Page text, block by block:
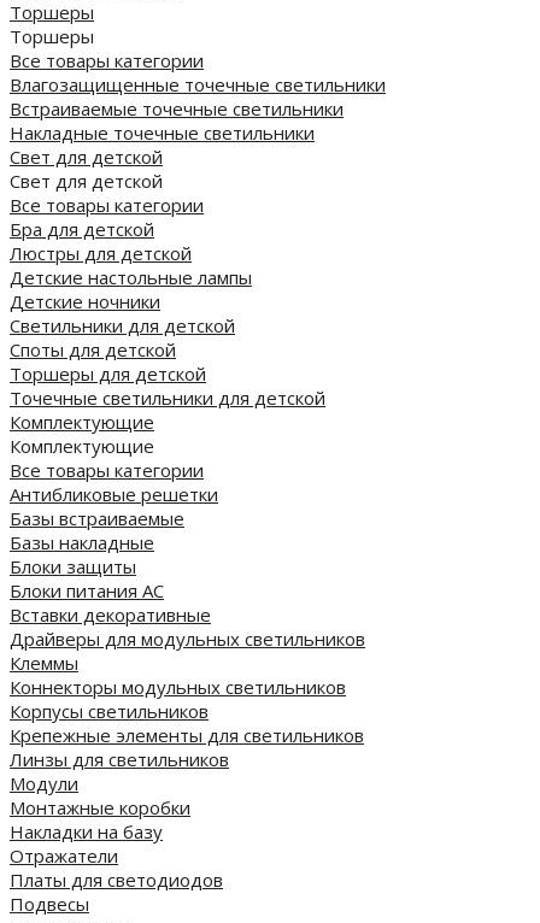
Торшеры
Торшеры
Все товары категории
Влагозащищенные точечные светильники
Встраиваемые точечные светильники
Накладные точечные светильники
Свет для детской
Свет для детской
Все товары категории
Бра для детской
Люстры для детской
Детские настольные лампы
Детские ночники
Светильники для детской
Споты для детской
Торшеры для детской
Точечные светильники для детской
Комплектующие
Комплектующие
Все товары категории
Антибликовые решетки
Базы встраиваемые
Базы накладные
Блоки защиты
Блоки питания AC
Вставки декоративные
Драйверы для модульных светильников
Клеммы
Коннекторы модульных светильников
Корпусы светильников
Крепежные элементы для светильников
Линзы для светильников
Модули
Монтажные коробки
Накладки на базу
Отражатели
Платы для светодиодов
Подвесы